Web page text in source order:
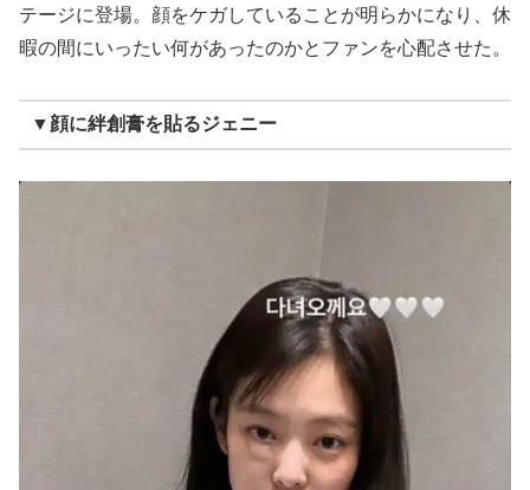
テージに登場。顔をケガしていることが明らかになり、休
暇の間にいったい何があったのかとファンを心配させた。
▼顔に絆創膏を貼るジェニー